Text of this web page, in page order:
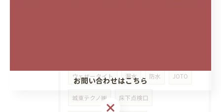
ウェザータイト 漏水 防水 JOTO
城東テクノ㈱ 床下点検口
お問い合わせはこちら